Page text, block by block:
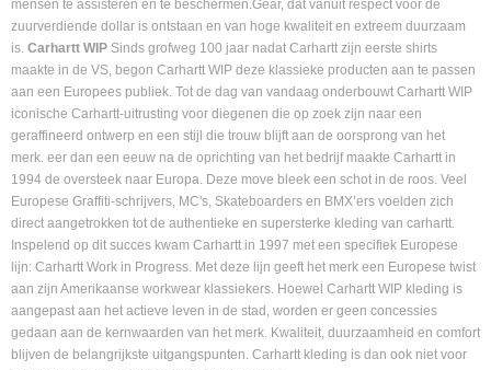
mensen te assisteren en te beschermen.Gear, dat vanuit respect voor de
zuurverdiende dollar is ontstaan en van hoge kwaliteit en extreem duurzaam
is. Carhartt WIP Sinds grofweg 100 jaar nadat Carhartt zijn eerste shirts
maakte in de VS, begon Carhartt WIP deze klassieke producten aan te passen
aan een Europees publiek. Tot de dag van vandaag onderbouwt Carhartt WIP
iconische Carhartt-uitrusting voor diegenen die op zoek zijn naar een
geraffineerd ontwerp en een stijl die trouw blijft aan de oorsprong van het
merk. eer dan een eeuw na de oprichting van het bedrijf maakte Carhartt in
1994 de oversteek naar Europa. Deze move bleek een schot in de roos. Veel
Europese Graffiti-schrijvers, MC's, Skateboarders en BMX’ers voelden zich
direct aangetrokken tot de authentieke en supersterke kleding van carhartt.
Inspelend op dit succes kwam Carhartt in 1997 met een specifiek Europese
lijn: Carhartt Work in Progress. Met deze lijn geeft het merk een Europese twist
aan zijn Amerikaanse workwear klassiekers. Hoewel Carhartt WIP kleding is
aangepast aan het actieve leven in de stad, worden er geen concessies
gedaan aan de kernwaarden van het merk. Kwaliteit, duurzaamheid en comfort
blijven de belangrijkste uitgangspunten. Carhartt kleding is dan ook niet voor